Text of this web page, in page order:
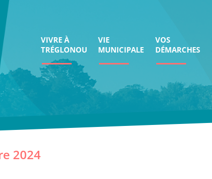
VIVRE À
TRÉGLONOU
VIE
MUNICIPALE
VOS
DÉMARCHES
2024